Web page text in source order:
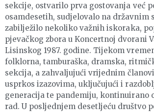
sekcije, ostvarilo prva gostovanja već
osamdesetih, sudjelovalo na državnim
zabilježilo nekoliko važnih iskoraka,
pjevačkog zbora u Koncertnoj dvorani
Lisinskog 1987. godine. Tijekom
folklorna, tamburaška, dramska,
sekcija, a zahvaljujući vrijednim
usprkos izazovima, uključujući i
generacija te pandemiju, kontinuirano
rad. U posljednjem desetljeću društvo